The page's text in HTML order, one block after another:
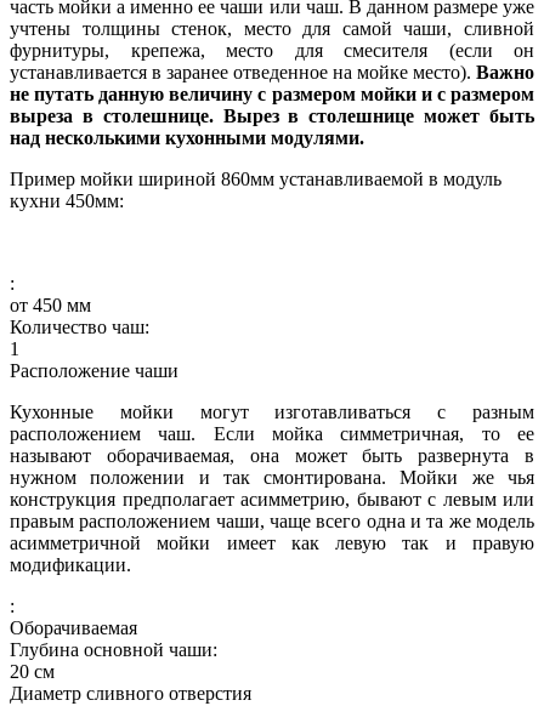
часть мойки а именно ее чаши или чаш. В данном размере уже
учтены толщины стенок, место для самой чаши, сливной
фурнитуры, крепежа, место для смесителя (если он
устанавливается в заранее отведенное на мойке место). Важно
не путать данную величину с размером мойки и с размером
выреза в столешнице. Вырез в столешнице может быть
над несколькими кухонными модулями.
Пример мойки шириной 860мм устанавливаемой в модуль
кухни 450мм:
:
от 450 мм
Количество чаш:
1
Расположение чаши
Кухонные мойки могут изготавливаться с разным
расположением чаш. Если мойка симметричная, то ее
называют оборачиваемая, она может быть развернута в
нужном положении и так смонтирована. Мойки же чья
конструкция предполагает асимметрию, бывают с левым или
правым расположением чаши, чаще всего одна и та же модель
асимметричной мойки имеет как левую так и правую
модификации.
:
Оборачиваемая
Глубина основной чаши:
20 см
Диаметр сливного отверстия